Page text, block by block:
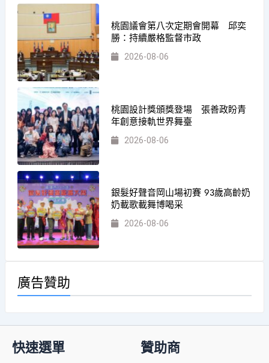
桃園議會第八次定期會開幕 邱奕
勝：持續嚴格監督市政
2026-08-06
桃園設計獎頒獎登場 張善政盼青
年創意接軌世界舞臺
2026-08-06
銀髮好聲音岡山場初賽 93歲高齡奶
奶載歌載舞博喝采
2026-08-06
廣告贊助
快速選單 贊助商